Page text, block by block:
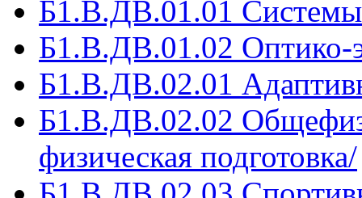
Б1.В.ДВ.01.01
Б1.В.ДВ.01.02 Оптико-
Б1.В.ДВ.02.01
Б1.В.ДВ.02.02
физическая подготовка/